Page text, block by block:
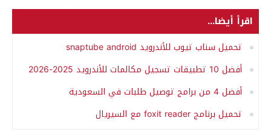
اقرأ أيضا...
تحميل سناب تيوب للأندرويد snaptube android
أفضل 10 تطبيقات تسجيل مكالمات للأندرويد 2025-2026
أفضل 4 من برامج توصيل طلبات في السعودية
تحميل برنامج foxit reader مع السيريال